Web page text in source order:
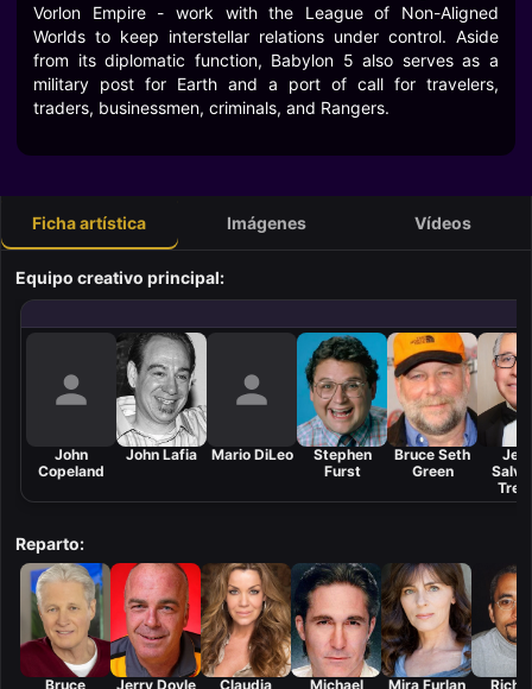
Vorlon Empire - work with the League of Non-Aligned
Worlds to keep interstellar relations under control. Aside
from its diplomatic function, Babylon 5 also serves as a
military post for Earth and a port of call for travelers,
traders, businessmen, criminals, and Rangers.
Ficha artística Imágenes Vídeos
Equipo creativo principal:
John
Copeland
John Lafia Mario DiLeo
Stephen
Furst
Bruce Seth
Green
Reparto:
Bruce Jerry Doyle Claudia Michael Mira Furlan